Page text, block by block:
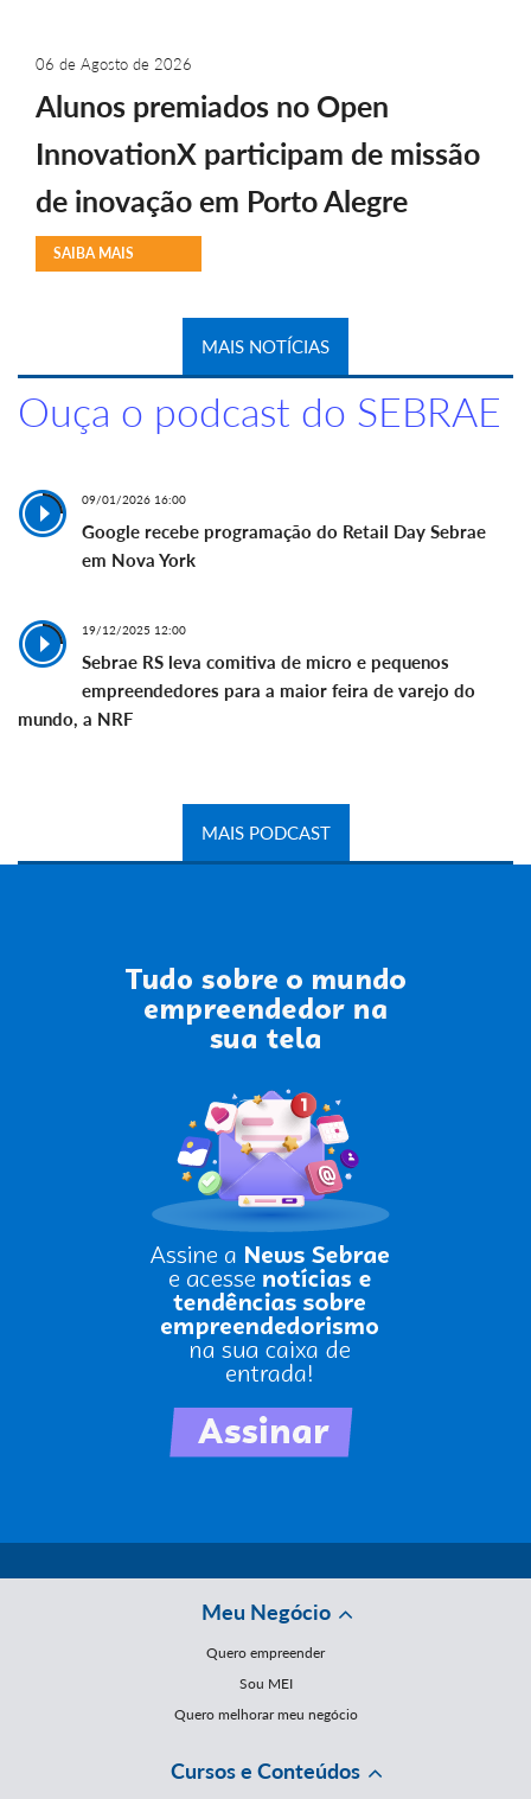
06 de Agosto de 2026
Alunos premiados no Open
InnovationX participam de missão
de inovação em Porto Alegre
SAIBA MAIS
MAIS NOTÍCIAS
Ouça o podcast do SEBRAE
09/01/2026 16:00
Google recebe programação do Retail Day Sebrae
em Nova York
19/12/2025 12:00
Sebrae RS leva comitiva de micro e pequenos
empreendedores para a maior feira de varejo do
mundo, a NRF
MAIS PODCAST
Meu Negócio
Quero empreender
Sou MEI
Quero melhorar meu negócio
Cursos e Conteúdos